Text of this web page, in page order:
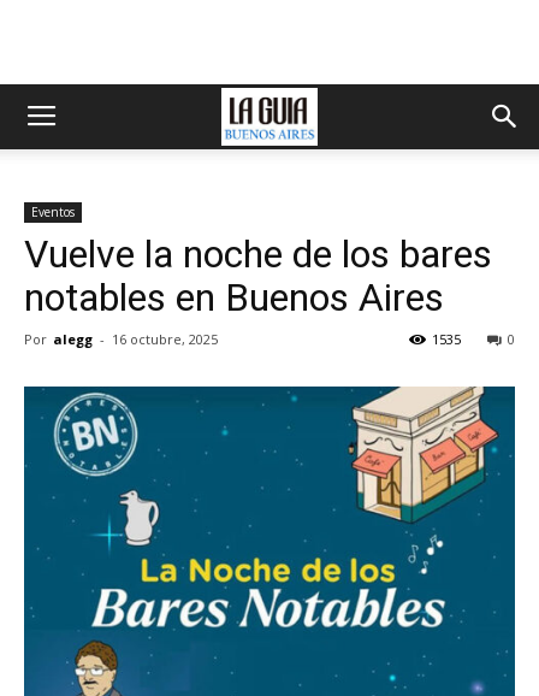
Eventos
Vuelve la noche de los bares
notables en Buenos Aires
Por alegg - 16 octubre, 2025 0
1535